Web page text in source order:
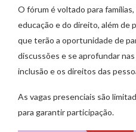
O fórum é voltado para
educação e do direito, além de
que terão a oportunidade de
discussões e se aprofundar
inclusão e os direitos das
As vagas presenciais são
para garantir participação.